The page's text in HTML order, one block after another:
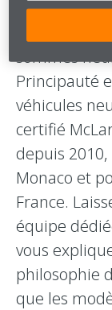
Bienvenue
sommes
Principauté
véhicules
certifié
depuis
Monaco et
France.
équipe
vous
philosophie
que les